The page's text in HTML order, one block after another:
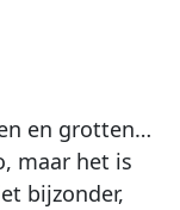
en grotten…
maar het is
bijzonder,